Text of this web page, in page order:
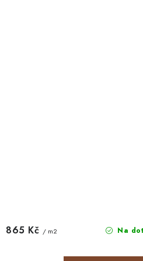
Na
865 Kč / m2